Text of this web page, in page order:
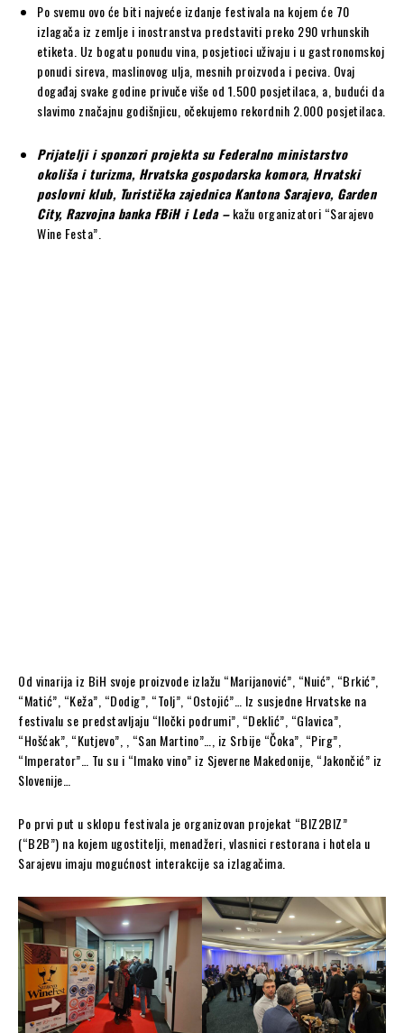
Po svemu ovo će biti najveće izdanje festivala na kojem će 70
izlagača iz zemlje i inostranstva predstaviti preko 290 vrhunskih
etiketa. Uz bogatu ponudu vina, posjetioci uživaju i u gastronomskoj
ponudi sireva, maslinovog ulja, mesnih proizvoda i peciva. Ovaj
događaj svake godine privuče više od 1.500 posjetilaca, a, budući da
slavimo značajnu godišnjicu, očekujemo rekordnih 2.000 posjetilaca.
Prijatelji i sponzori projekta su Federalno ministarstvo
okoliša i turizma, Hrvatska gospodarska komora, Hrvatski
poslovni klub, Turistička zajednica Kantona Sarajevo, Garden
City, Razvojna banka FBiH i Leda –kažu organizatori “Sarajevo
Wine Festa”.
Od vinarija iz BiH svoje proizvode izlažu “Marijanović”, “Nuić”, “Brkić”,
“Matić”, “Keža”, “Dodig”, “Tolj”, “Ostojić”… Iz susjedne Hrvatske na
festivalu se predstavljaju “Iločki podrumi”, “Deklić”, “Glavica”,
“Hošćak”, “Kutjevo”, , “San Martino”…, iz Srbije “Čoka”, “Pirg”,
“Imperator”… Tu su i “Imako vino” iz Sjeverne Makedonije, “Jakončić” iz
Slovenije…
Po prvi put u sklopu festivala je organizovan projekat “BIZ2BIZ”
(“B2B”) na kojem ugostitelji, menadžeri, vlasnici restorana i hotela u
Sarajevu imaju mogućnost interakcije sa izlagačima.